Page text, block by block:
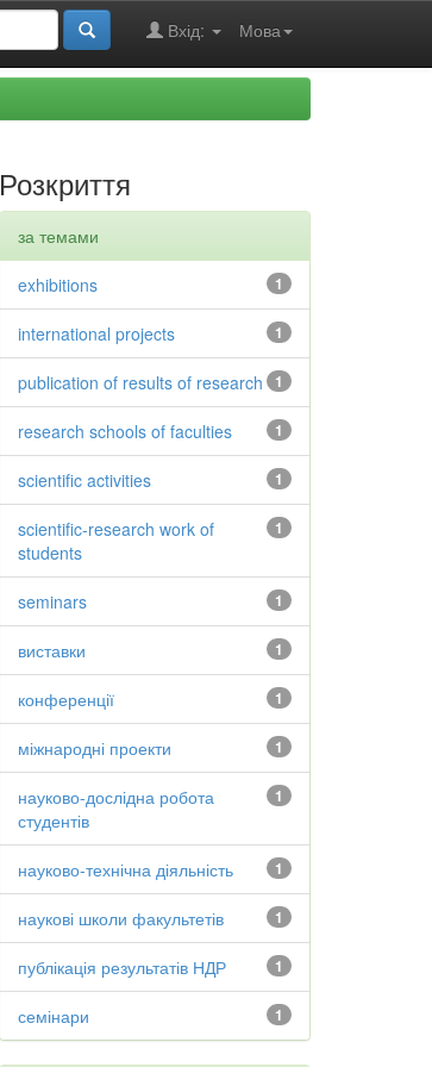
Мова
Вхід:
Розкриття
за темами
1
exhibitions
1
international projects
1
publication of results of research
1
research schools of faculties
1
scientific activities
1
scientific-research work of
students
1
seminars
1
виставки
1
конференції
1
міжнародні проекти
1
науково-дослідна робота
студентів
1
науково-технічна діяльність
1
наукові школи факультетів
1
публікація результатів НДР
1
семінари